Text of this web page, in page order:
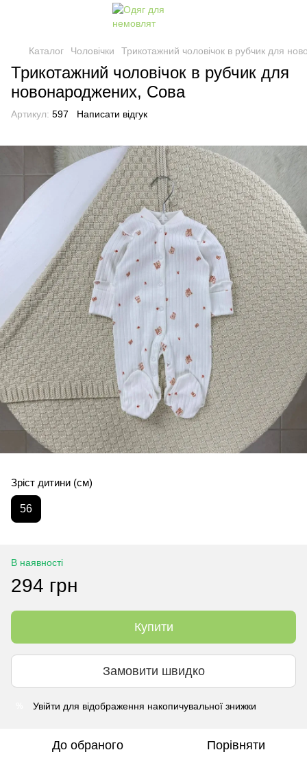
Каталог Чоловічки Трикотажний чоловічок в рубчик для
Трикотажний чоловічок в рубчик для
новонароджених, Сова
Артикул: 597 Написати відгук
Зріст дитини (см)
56
В наявності
294 грн
Купити
Замовити швидко
Увійти для відображення накопичувальної знижки
До обраного Порівняти